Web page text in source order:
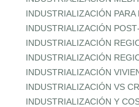
INDUSTRIALIZACIÓN PARA
INDUSTRIALIZACIÓN
INDUSTRIALIZACIÓN
INDUSTRIALIZACIÓN
INDUSTRIALIZACIÓN
INDUSTRIALIZACIÓN VS
INDUSTRIALIZACIÓN Y